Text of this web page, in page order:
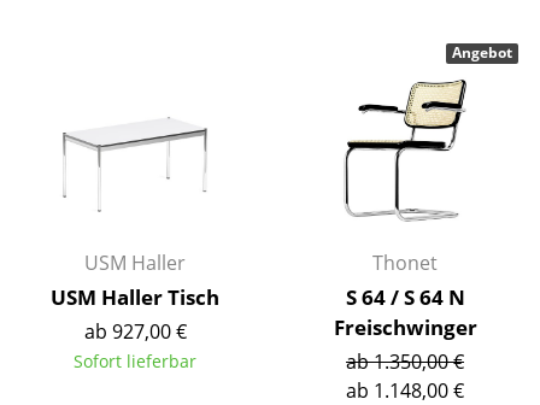
Uhren
Spiegel
Vasen
Tabletts
USM Haller
USM Haller Tisch
ab 927,00 €
Sofort lieferbar
Thonet
S 64 / S 64 N
Freischwinger
ab 1.350,00 €
ab 1.148,00 €
Angebot